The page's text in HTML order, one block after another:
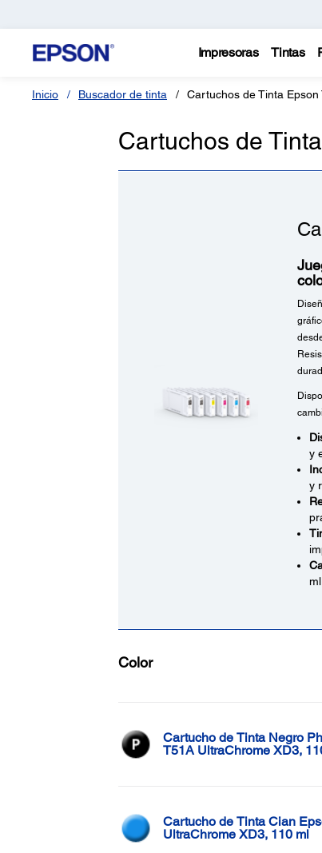
Impresoras Tintas
Inicio Buscador de tinta Cartuchos de Tinta
Cartuchos de
y
y
Color
Cartucho de Tinta Negro
T51A UltraChrome XD3,
Cartucho de Tinta Cian
UltraChrome XD3, 110 ml